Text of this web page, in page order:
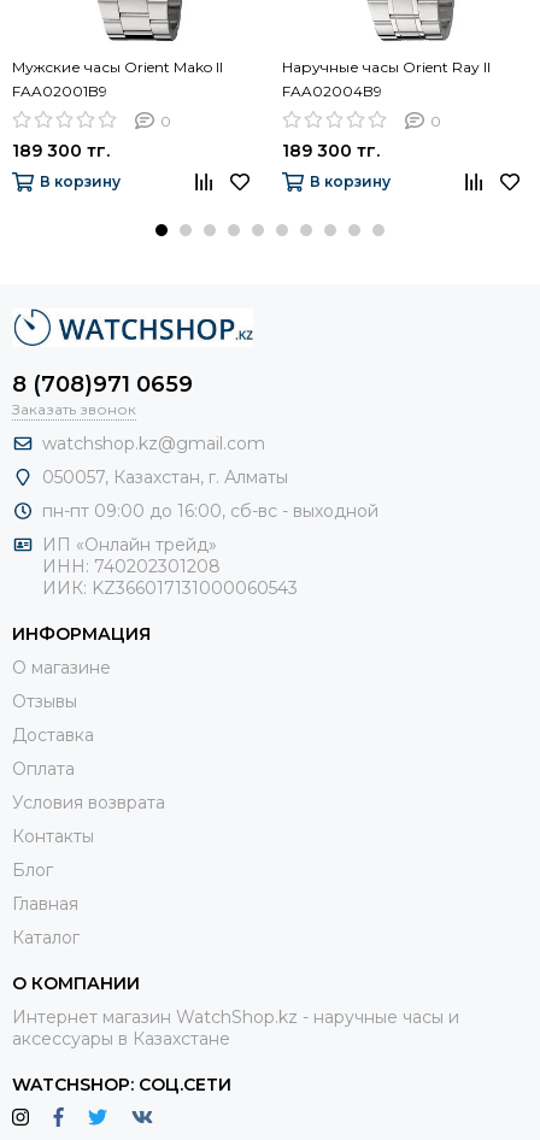
Мужские часы Orient Mako II
FAA02001B9
0
189 300 тг.
В корзину
Наручные часы Orient Ray II
FAA02004B9
0
189 300 тг.
В корзину
8 (708)971 0659
Заказать звонок
watchshop.kz@gmail.com
050057, Казахстан, г. Алматы
пн-пт 09:00 до 16:00, сб-вс - выходной
ИП «Онлайн трейд»
ИНН: 740202301208
ИИК: KZ366017131000060543
ИНФОРМАЦИЯ
О магазине
Отзывы
Доставка
Оплата
Условия возврата
Контакты
Блог
Главная
Каталог
О КОМПАНИИ
Интернет магазин WatchShop.kz - наручные часы и
аксессуары в Казахстане
WATCHSHOP: СОЦ.СЕТИ